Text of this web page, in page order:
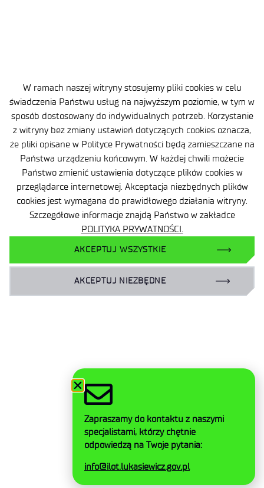
W ramach naszej witryny stosujemy pliki cookies w celu
świadczenia Państwu usług na najwyższym poziomie, w tym w
sposób dostosowany do indywidualnych potrzeb. Korzystanie
z witryny bez zmiany ustawień dotyczących cookies oznacza,
że pliki opisane w Polityce Prywatności będą zamieszczane na
Państwa urządzeniu końcowym. W każdej chwili możecie
Państwo zmienić ustawienia dotyczące plików cookies w
przeglądarce internetowej. Akceptacja niezbędnych plików
cookies jest wymagana do prawidłowego działania witryny.
Szczegółowe informacje znajdą Państwo w zakładce
POLITYKA PRYWATNOŚCI.
AKCEPTUJ WSZYSTKIE
AKCEPTUJ NIEZBĘDNE
Lotnictwa. Wiek innowacji polskiego
lotnictwa i astronautyki
Deklaracja dostępności
Zapraszamy do kontaktu z naszymi
specjalistami, którzy chętnie
odpowiedzą na Twoje pytania:
info@ilot.lukasiewicz.gov.pl